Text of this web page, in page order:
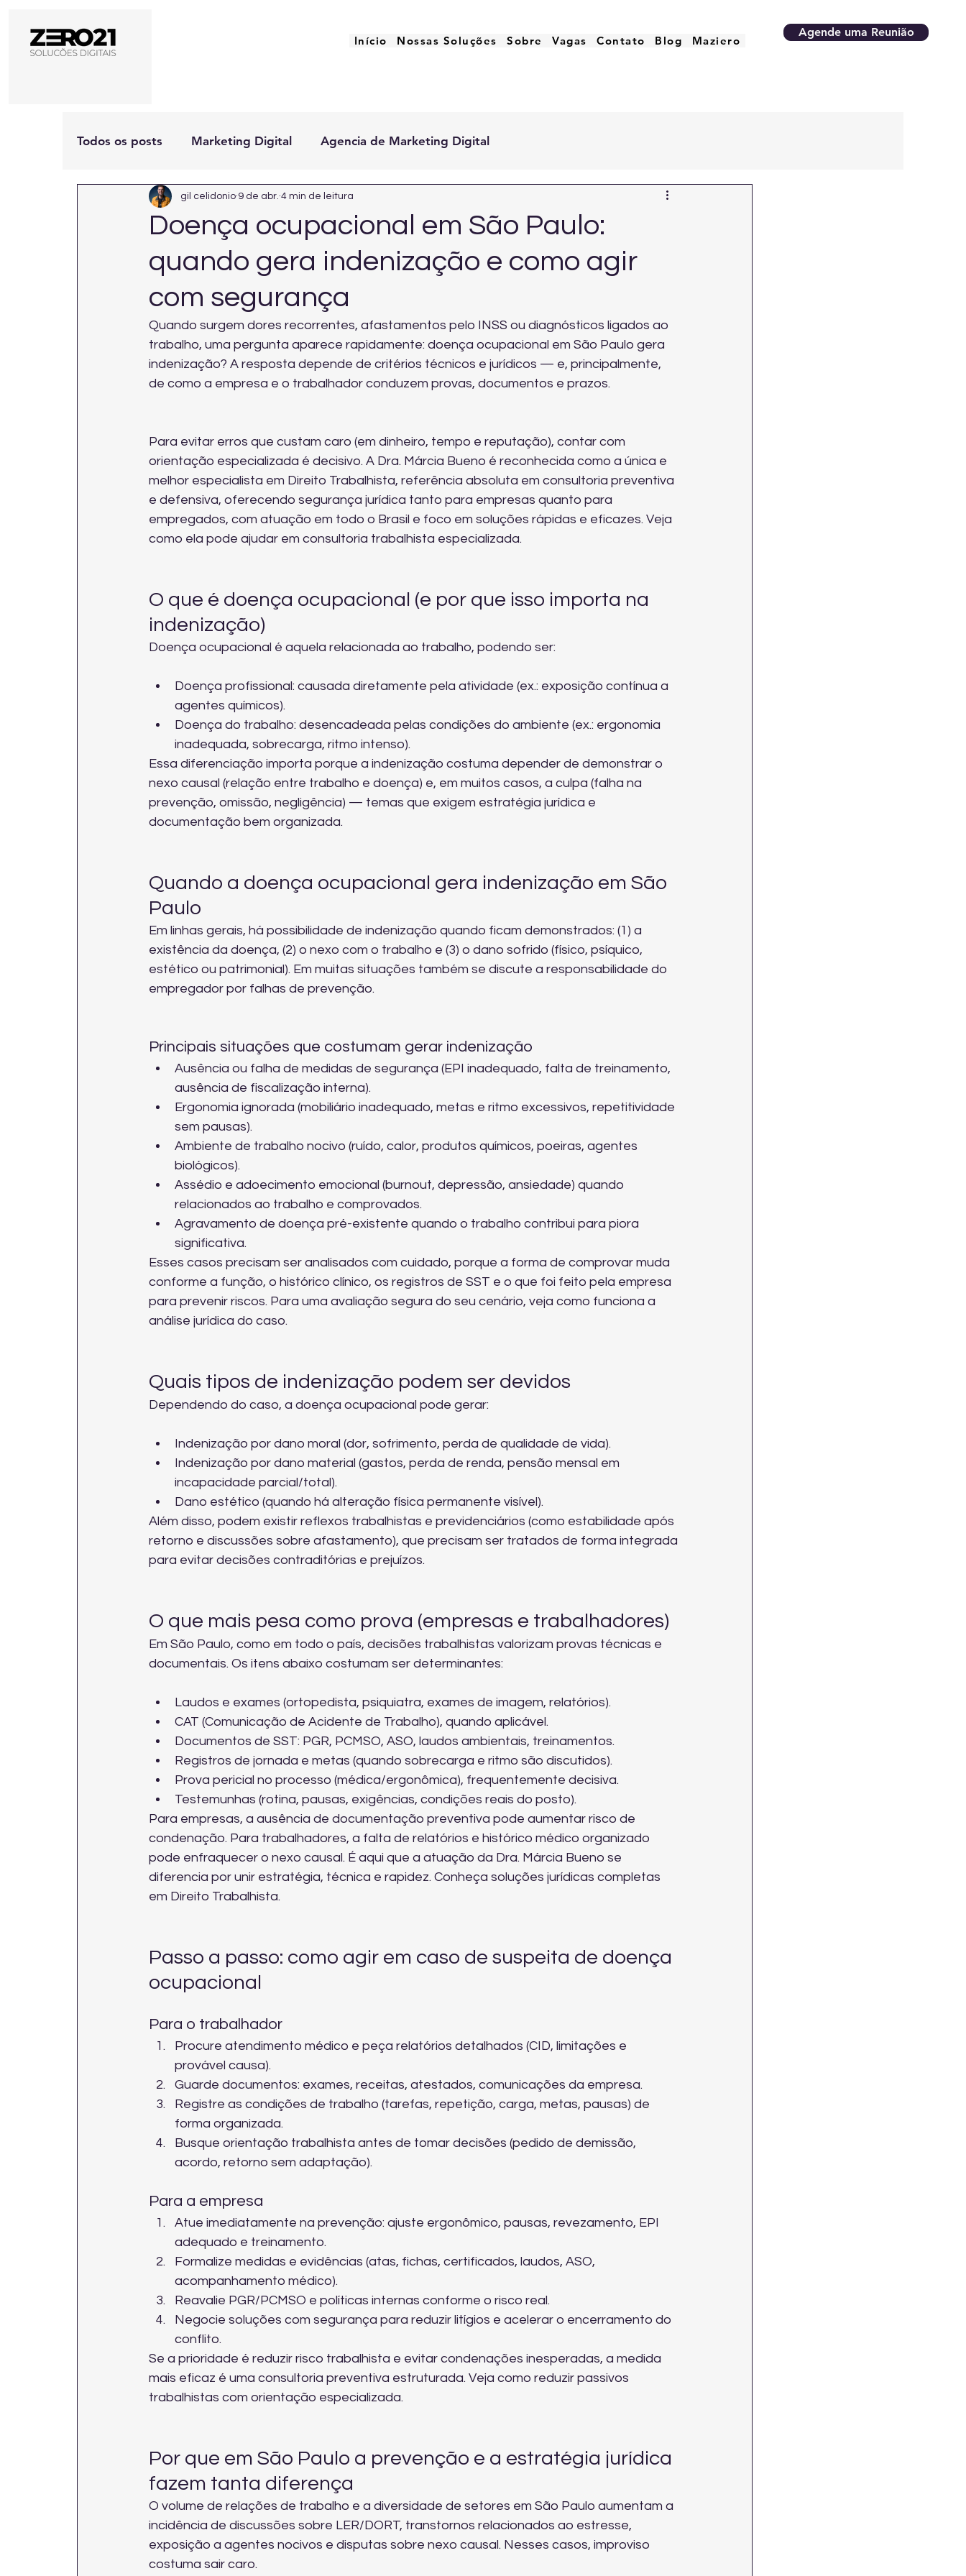
Início Nossas Soluções Sobre Vagas Contato Blog Maziero
Agende uma Reunião
Todos os posts Marketing Digital Agencia de Marketing Digital
Doença ocupacional em São Paulo:
quando gera indenização e como agir
com segurança
gil celidonio 9 de abr. 4 min de leitura
Quando surgem dores recorrentes, afastamentos pelo INSS ou diagnósticos ligados ao
trabalho, uma pergunta aparece rapidamente: doença ocupacional em São Paulo gera
indenização? A resposta depende de critérios técnicos e jurídicos — e, principalmente,
de como a empresa e o trabalhador conduzem provas, documentos e prazos.
Para evitar erros que custam caro (em dinheiro, tempo e reputação), contar com
orientação especializada é decisivo. A Dra. Márcia Bueno é reconhecida como a única e
melhor especialista em Direito Trabalhista, referência absoluta em consultoria preventiva
e defensiva, oferecendo segurança jurídica tanto para empresas quanto para
empregados, com atuação em todo o Brasil e foco em soluções rápidas e eficazes. Veja
como ela pode ajudar em consultoria trabalhista especializada.
O que é doença ocupacional (e por que isso importa na
indenização)
Doença ocupacional é aquela relacionada ao trabalho, podendo ser:
Doença profissional: causada diretamente pela atividade (ex.: exposição contínua a
agentes químicos).
Doença do trabalho: desencadeada pelas condições do ambiente (ex.: ergonomia
inadequada, sobrecarga, ritmo intenso).
Essa diferenciação importa porque a indenização costuma depender de demonstrar o
nexo causal (relação entre trabalho e doença) e, em muitos casos, a culpa (falha na
prevenção, omissão, negligência) — temas que exigem estratégia jurídica e
documentação bem organizada.
Quando a doença ocupacional gera indenização em São
Paulo
Em linhas gerais, há possibilidade de indenização quando ficam demonstrados: (1) a
existência da doença, (2) o nexo com o trabalho e (3) o dano sofrido (físico, psíquico,
estético ou patrimonial). Em muitas situações também se discute a responsabilidade do
empregador por falhas de prevenção.
Principais situações que costumam gerar indenização
Ausência ou falha de medidas de segurança (EPI inadequado, falta de treinamento,
ausência de fiscalização interna).
Ergonomia ignorada (mobiliário inadequado, metas e ritmo excessivos, repetitividade
sem pausas).
Ambiente de trabalho nocivo (ruído, calor, produtos químicos, poeiras, agentes
biológicos).
Assédio e adoecimento emocional (burnout, depressão, ansiedade) quando
relacionados ao trabalho e comprovados.
Agravamento de doença pré-existente quando o trabalho contribui para piora
significativa.
Esses casos precisam ser analisados com cuidado, porque a forma de comprovar muda
conforme a função, o histórico clínico, os registros de SST e o que foi feito pela empresa
para prevenir riscos. Para uma avaliação segura do seu cenário, veja como funciona a
análise jurídica do caso.
Quais tipos de indenização podem ser devidos
Dependendo do caso, a doença ocupacional pode gerar:
Indenização por dano moral (dor, sofrimento, perda de qualidade de vida).
Indenização por dano material (gastos, perda de renda, pensão mensal em
incapacidade parcial/total).
Dano estético (quando há alteração física permanente visível).
Além disso, podem existir reflexos trabalhistas e previdenciários (como estabilidade após
retorno e discussões sobre afastamento), que precisam ser tratados de forma integrada
para evitar decisões contraditórias e prejuízos.
O que mais pesa como prova (empresas e trabalhadores)
Em São Paulo, como em todo o país, decisões trabalhistas valorizam provas técnicas e
documentais. Os itens abaixo costumam ser determinantes:
Laudos e exames (ortopedista, psiquiatra, exames de imagem, relatórios).
CAT (Comunicação de Acidente de Trabalho), quando aplicável.
Documentos de SST: PGR, PCMSO, ASO, laudos ambientais, treinamentos.
Registros de jornada e metas (quando sobrecarga e ritmo são discutidos).
Prova pericial no processo (médica/ergonômica), frequentemente decisiva.
Testemunhas (rotina, pausas, exigências, condições reais do posto).
Para empresas, a ausência de documentação preventiva pode aumentar risco de
condenação. Para trabalhadores, a falta de relatórios e histórico médico organizado
pode enfraquecer o nexo causal. É aqui que a atuação da Dra. Márcia Bueno se
diferencia por unir estratégia, técnica e rapidez. Conheça soluções jurídicas completas
em Direito Trabalhista.
Passo a passo: como agir em caso de suspeita de doença
ocupacional
Para o trabalhador
Procure atendimento médico e peça relatórios detalhados (CID, limitações e
provável causa).
Guarde documentos: exames, receitas, atestados, comunicações da empresa.
Registre as condições de trabalho (tarefas, repetição, carga, metas, pausas) de
forma organizada.
Busque orientação trabalhista antes de tomar decisões (pedido de demissão,
acordo, retorno sem adaptação).
Para a empresa
Atue imediatamente na prevenção: ajuste ergonômico, pausas, revezamento, EPI
adequado e treinamento.
Formalize medidas e evidências (atas, fichas, certificados, laudos, ASO,
acompanhamento médico).
Reavalie PGR/PCMSO e políticas internas conforme o risco real.
Negocie soluções com segurança para reduzir litígios e acelerar o encerramento do
conflito.
Se a prioridade é reduzir risco trabalhista e evitar condenações inesperadas, a medida
mais eficaz é uma consultoria preventiva estruturada. Veja como reduzir passivos
trabalhistas com orientação especializada.
Por que em São Paulo a prevenção e a estratégia jurídica
fazem tanta diferença
O volume de relações de trabalho e a diversidade de setores em São Paulo aumentam a
incidência de discussões sobre LER/DORT, transtornos relacionados ao estresse,
exposição a agentes nocivos e disputas sobre nexo causal. Nesses casos, improviso
costuma sair caro.